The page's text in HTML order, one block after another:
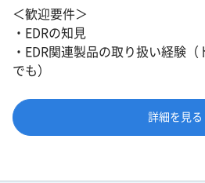
＜歓迎要件＞
・EDRの知見
・EDR関連製品の取り扱い経験
でも）
詳細を見る